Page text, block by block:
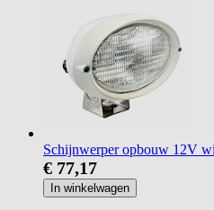
Schijnwerper opbouw 12V
€ 77,17
In winkelwagen